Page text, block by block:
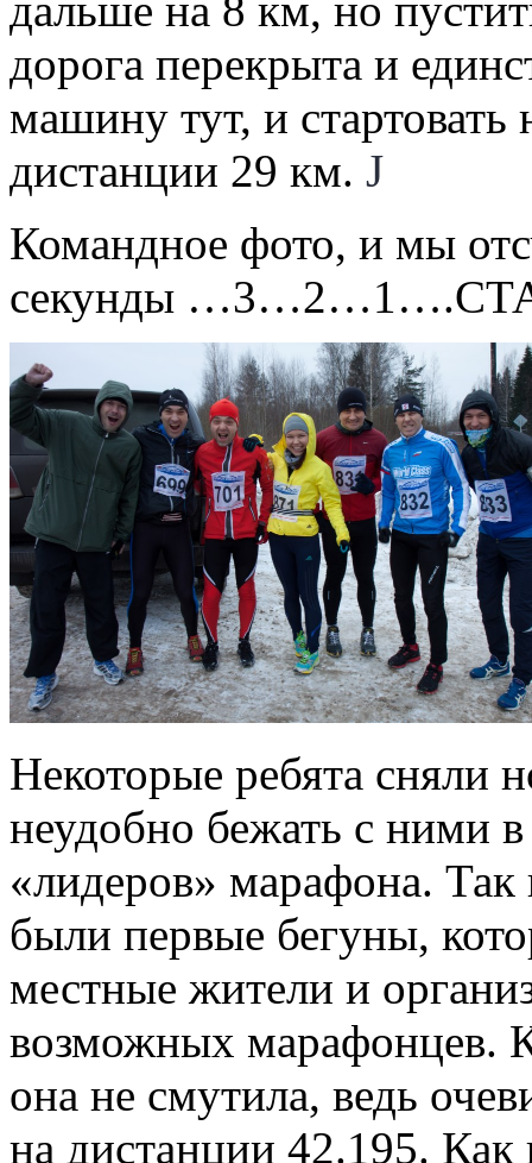
дальше на 8 км, но
дорога перекрыта и
машину тут, и
дистанции 29 км. J
Командное фото, и мы
секунды
Некоторые ребята сняли
неудобно бежать с ними
«лидеров» марафона.
были первые бегуны,
местные жители и
возможных марафонцев.
она не смутила, ведь
на дистанции 42.195.